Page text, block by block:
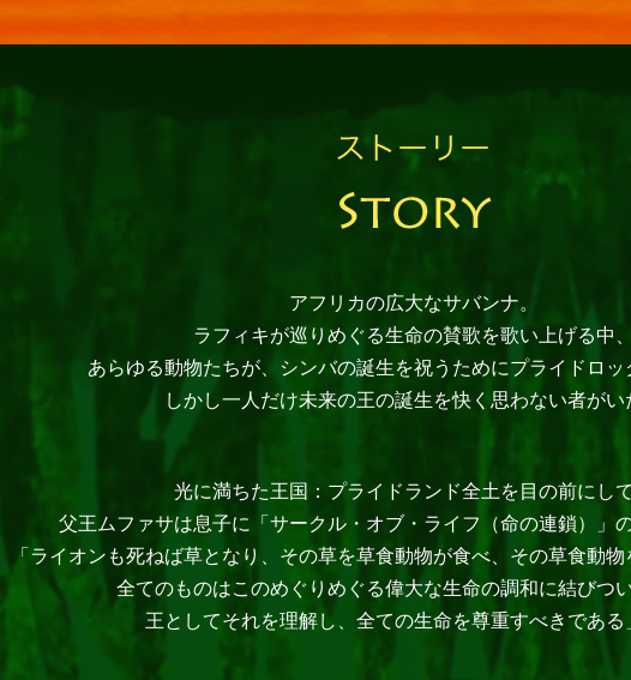
アフリカの広大なサバンナ。
ラフィキが巡りめぐる生命の賛歌を歌い上げる中、
あらゆる動物たちが、シンバの誕生を祝うためにプライドロッ
しかし一人だけ未来の王の誕生を快く思わない者がい
光に満ちた王国：プライドランド全土を目の前にして
父王ムファサは息子に「サークル・オブ・ライフ（命の連鎖）」
「ライオンも死ねば草となり、その草を草食動物が食べ、その草食動物
全てのものはこのめぐりめぐる偉大な生命の調和に結びつい
王としてそれを理解し、全ての生命を尊重すべきである